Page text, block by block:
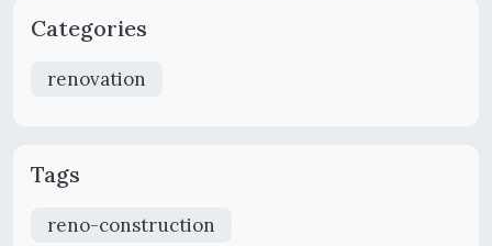
Categories
renovation
Tags
reno-construction